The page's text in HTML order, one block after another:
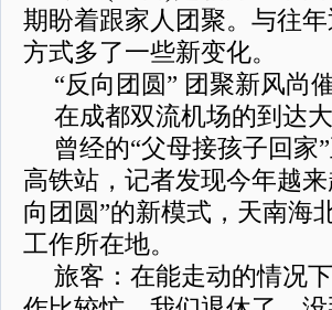
期盼着跟家人团聚。与往
方式多了一些新变化。
“反向团圆” 团聚新风尚
在成都双流机场的到达
曾经的“父母接孩子回家
高铁站，记者发现今年越
向团圆”的新模式，天南海
工作所在地。
旅客：在能走动的情况